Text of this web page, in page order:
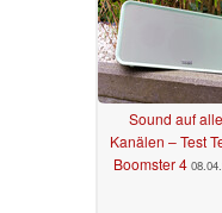
Sound auf
Kanälen – Test
Boomster 4